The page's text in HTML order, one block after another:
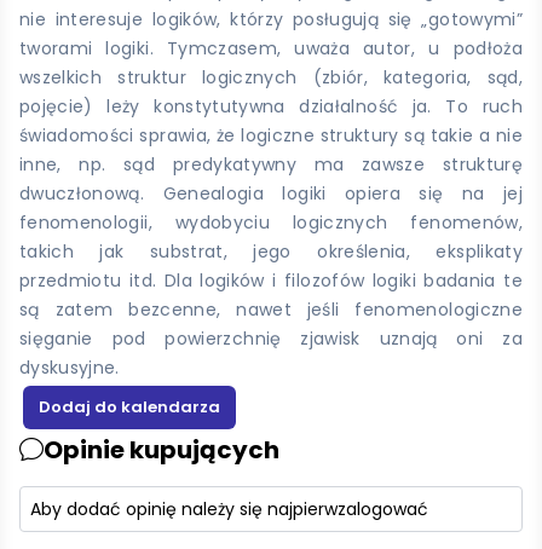
nie interesuje logików, którzy posługują się „gotowymi”
tworami logiki. Tymczasem, uważa autor, u podłoża
wszelkich struktur logicznych (zbiór, kategoria, sąd,
pojęcie) leży konstytutywna działalność ja. To ruch
świadomości sprawia, że logiczne struktury są takie a nie
inne, np. sąd predykatywny ma zawsze strukturę
dwuczłonową. Genealogia logiki opiera się na jej
fenomenologii, wydobyciu logicznych fenomenów,
takich jak substrat, jego określenia, eksplikaty
przedmiotu itd. Dla logików i filozofów logiki badania te
są zatem bezcenne, nawet jeśli fenomenologiczne
sięganie pod powierzchnię zjawisk uznają oni za
dyskusyjne.
Opinie kupujących
Aby dodać opinię należy się najpierwzalogować